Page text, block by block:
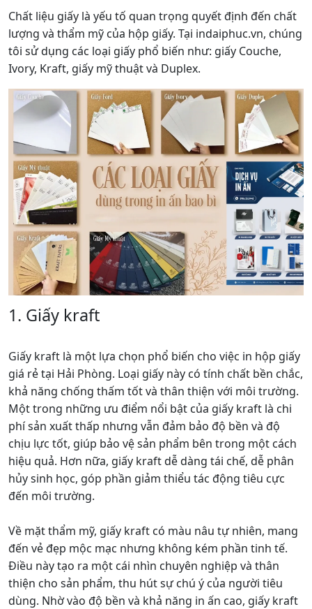
Chất liệu giấy là yếu tố quan trọng quyết định đến chất
lượng và thẩm mỹ của hộp giấy. Tại indaiphuc.vn, chúng
tôi sử dụng các loại giấy phổ biến như: giấy Couche,
Ivory, Kraft, giấy mỹ thuật và Duplex.
1. Giấy kraft
Giấy kraft là một lựa chọn phổ biến cho việc in hộp giấy
giá rẻ tại Hải Phòng. Loại giấy này có tính chất bền chắc,
khả năng chống thấm tốt và thân thiện với môi trường.
Một trong những ưu điểm nổi bật của giấy kraft là chi
phí sản xuất thấp nhưng vẫn đảm bảo độ bền và độ
chịu lực tốt, giúp bảo vệ sản phẩm bên trong một cách
hiệu quả. Hơn nữa, giấy kraft dễ dàng tái chế, dễ phân
hủy sinh học, góp phần giảm thiểu tác động tiêu cực
đến môi trường.
Về mặt thẩm mỹ, giấy kraft có màu nâu tự nhiên, mang
đến vẻ đẹp mộc mạc nhưng không kém phần tinh tế.
Điều này tạo ra một cái nhìn chuyên nghiệp và thân
thiện cho sản phẩm, thu hút sự chú ý của người tiêu
dùng. Nhờ vào độ bền và khả năng in ấn cao, giấy kraft